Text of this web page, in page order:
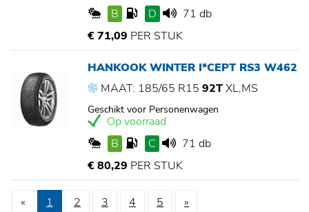
B
D
71 db
€ 71,09 PER STUK
HANKOOK WINTER I*CEPT RS3 W462
MAAT: 185/65 R15 92TXL,MS
Geschikt voor Personenwagen
Op voorraad
B
C
71 db
€ 80,29 PER STUK
« 1 2 3 4 5 »